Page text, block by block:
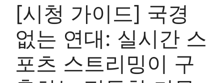
[시청 가이드] 국경
없는 연대: 실시간 스
포츠 스트리밍이 구